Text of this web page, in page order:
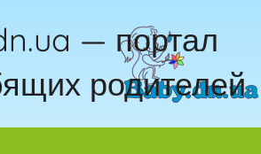
— портал
родителей